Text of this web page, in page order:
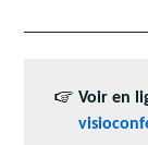
Voir en